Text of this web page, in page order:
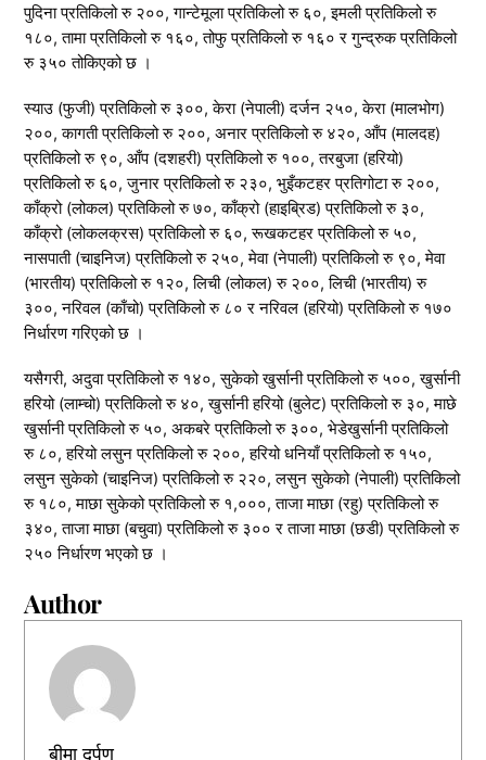
पुदिना प्रतिकिलो रु २००, गान्टेमूला प्रतिकिलो रु ६०, इमली प्रतिकिलो रु
१८०, तामा प्रतिकिलो रु १६०, तोफु प्रतिकिलो रु १६० र गुन्द्रुक प्रतिकिलो
रु ३५० तोकिएको छ ।
स्याउ (फुजी) प्रतिकिलो रु ३००, केरा (नेपाली) दर्जन २५०, केरा (मालभोग)
२००, कागती प्रतिकिलो रु २००, अनार प्रतिकिलो रु ४२०, आँप (मालदह)
प्रतिकिलो रु ९०, आँप (दशहरी) प्रतिकिलो रु १००, तरबुजा (हरियो)
प्रतिकिलो रु ६०, जुनार प्रतिकिलो रु २३०, भुइँकटहर प्रतिगोटा रु २००,
काँक्रो (लोकल) प्रतिकिलो रु ७०, काँक्रो (हाइब्रिड) प्रतिकिलो रु ३०,
काँक्रो (लोकलक्रस) प्रतिकिलो रु ६०, रूखकटहर प्रतिकिलो रु ५०,
नासपाती (चाइनिज) प्रतिकिलो रु २५०, मेवा (नेपाली) प्रतिकिलो रु ९०, मेवा
(भारतीय) प्रतिकिलो रु १२०, लिची (लोकल) रु २००, लिची (भारतीय) रु
३००, नरिवल (काँचो) प्रतिकिलो रु ८० र नरिवल (हरियो) प्रतिकिलो रु १७०
निर्धारण गरिएको छ ।
यसैगरी, अदुवा प्रतिकिलो रु १४०, सुकेको खुर्सानी प्रतिकिलो रु ५००, खुर्सानी
हरियो (लाम्चो) प्रतिकिलो रु ४०, खुर्सानी हरियो (बुलेट) प्रतिकिलो रु ३०, माछे
खुर्सानी प्रतिकिलो रु ५०, अकबरे प्रतिकिलो रु ३००, भेडेखुर्सानी प्रतिकिलो
रु ८०, हरियो लसुन प्रतिकिलो रु २००, हरियो धनियाँ प्रतिकिलो रु १५०,
लसुन सुकेको (चाइनिज) प्रतिकिलो रु २२०, लसुन सुकेको (नेपाली) प्रतिकिलो
रु १८०, माछा सुकेको प्रतिकिलो रु १,०००, ताजा माछा (रहु) प्रतिकिलो रु
३४०, ताजा माछा (बचुवा) प्रतिकिलो रु ३०० र ताजा माछा (छडी) प्रतिकिलो रु
२५० निर्धारण भएको छ ।
Author
बीमा दर्पण